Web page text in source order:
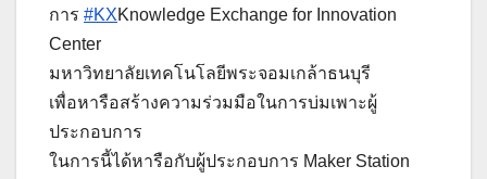
การ #KX​Knowledge Exchange for Innovation
Center
มหาวิทยาลัยเทคโนโลยีพระจอมเกล้าธนบุรี​
เพื่อหารือสร้างความร่วมมือในการบ่มเพาะผู้
ประกอบการ
ในการนี้ได้หารือกับผู้ประกอบการ​ Maker Station​